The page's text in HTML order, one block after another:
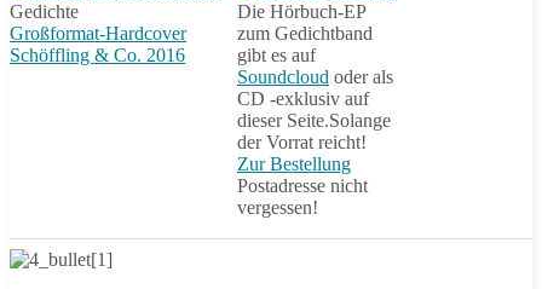
Gedichte
Großformat-Hardcover
Schöffling & Co. 2016
Die Hörbuch-EP
zum Gedichtband
gibt es auf
Soundcloud oder als
CD -exklusiv auf
dieser Seite.Solange
der Vorrat reicht!
Zur Bestellung
Postadresse nicht
vergessen!